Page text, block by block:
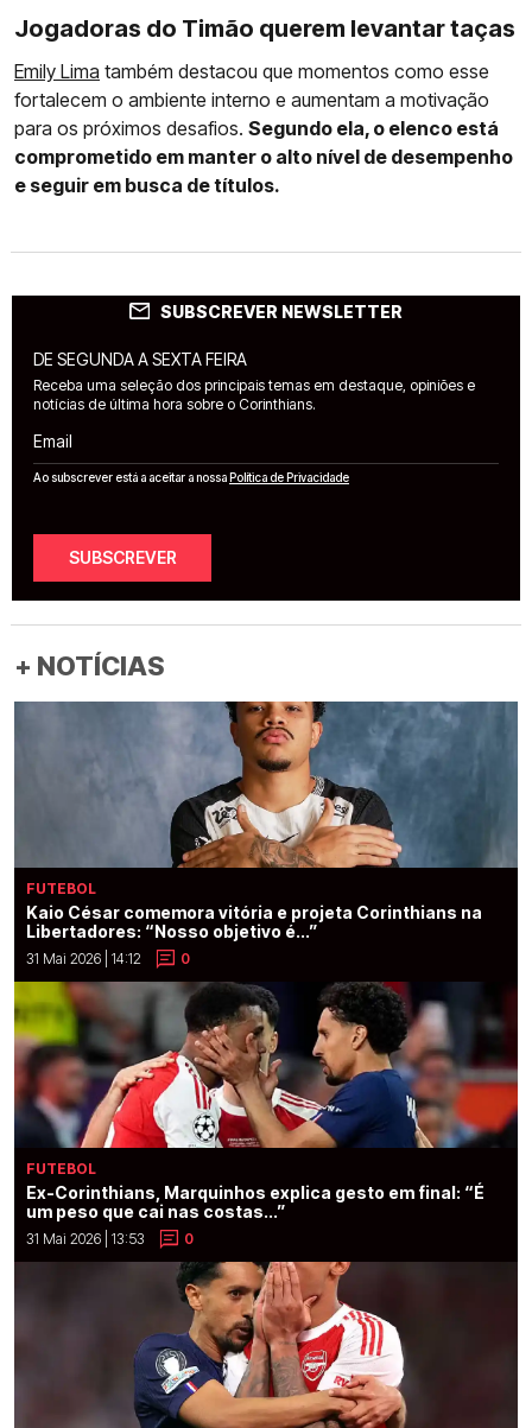
Jogadoras do Timão querem levantar taças
Emily Lima também destacou que momentos como esse
fortalecem o ambiente interno e aumentam a motivação
para os próximos desafios. Segundo ela, o elenco está
comprometido em manter o alto nível de desempenho
e seguir em busca de títulos.
SUBSCREVER NEWSLETTER
DE SEGUNDA A SEXTA FEIRA
Receba uma seleção dos principais temas em destaque, opiniões e
notícias de última hora sobre o Corinthians.
Email
Ao subscrever está a aceitar a nossaPolítica de Privacidade
SUBSCREVER
+ NOTÍCIAS
FUTEBOL
Kaio César comemora vitória e projeta Corinthians na
Libertadores: “Nosso objetivo é...”
31 Mai 2026 | 14:12 0
FUTEBOL
Ex-Corinthians, Marquinhos explica gesto em final: “É
um peso que cai nas costas...”
31 Mai 2026 | 13:53 0